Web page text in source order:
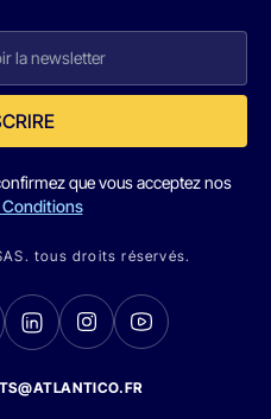
que vous acceptez nos
tous droits réservés.